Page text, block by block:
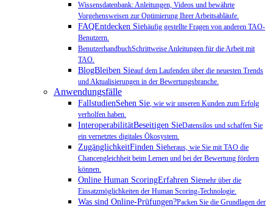
Wissensdatenbank: Anleitungen, Videos und bewährte
Vorgehensweisen zur Optimierung Ihrer Arbeitsabläufe.
FAQEntdecken Siehäufig gestellte Fragen von anderen TAO-
Benutzern.
BenutzerhandbuchSchrittweise Anleitungen für die Arbeit mit
TAO.
BlogBleiben Sieauf dem Laufenden über die neuesten Trends
und Aktualisierungen in der Bewertungsbranche.
Anwendungsfälle
FallstudienSehen Sie, wie wir unseren Kunden zum Erfolg
verholfen haben.
InteroperabilitätBeseitigen SieDatensilos und schaffen Sie
ein vernetztes digitales Ökosystem.
ZugänglichkeitFinden Sieheraus, wie Sie mit TAO die
Chancengleichheit beim Lernen und bei der Bewertung fördern
können.
Online Human ScoringErfahren Siemehr über die
Einsatzmöglichkeiten der Human Scoring-Technologie.
Was sind Online-Prüfungen?Packen Sie die Grundlagen der